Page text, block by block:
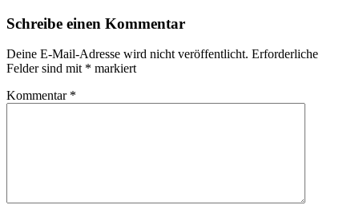
Schreibe einen Kommentar
Deine E-Mail-Adresse wird nicht veröffentlicht. Erforderliche
Felder sind mit * markiert
Kommentar *